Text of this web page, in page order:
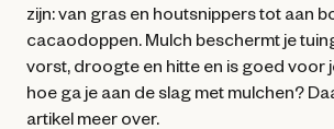
zijn: van gras en houtsnippers tot aan
cacaodoppen. Mulch beschermt je
vorst, droogte en hitte en is goed voor
hoe ga je aan de slag met mulchen?
artikel meer over.